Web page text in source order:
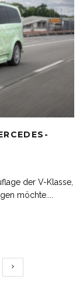
der V-Klasse,
möchte.